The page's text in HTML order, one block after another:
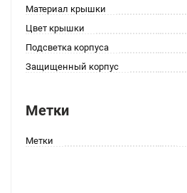
Материал крышки
Цвет крышки
Подсветка корпуса
Защищенный корпус
Метки
Метки